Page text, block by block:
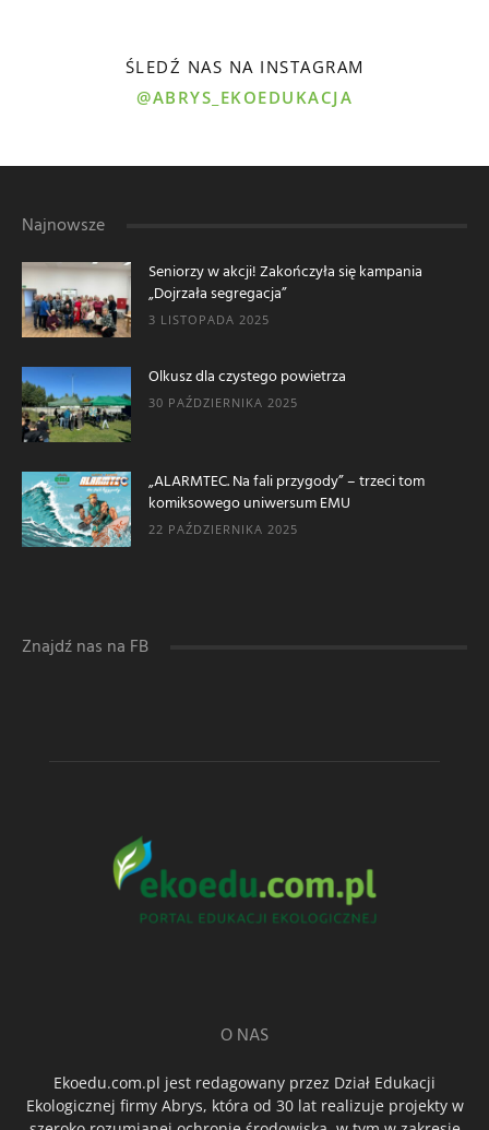
ŚLEDŹ NAS NA INSTAGRAM
@ABRYS_EKOEDUKACJA
Najnowsze
Seniorzy w akcji! Zakończyła się kampania
„Dojrzała segregacja”
3 LISTOPADA 2025
Olkusz dla czystego powietrza
30 PAŹDZIERNIKA 2025
„ALARMTEC. Na fali przygody” – trzeci tom
komiksowego uniwersum EMU
22 PAŹDZIERNIKA 2025
Znajdź nas na FB
O NAS
Ekoedu.com.pl jest redagowany przez Dział Edukacji
Ekologicznej firmy Abrys, która od 30 lat realizuje projekty w